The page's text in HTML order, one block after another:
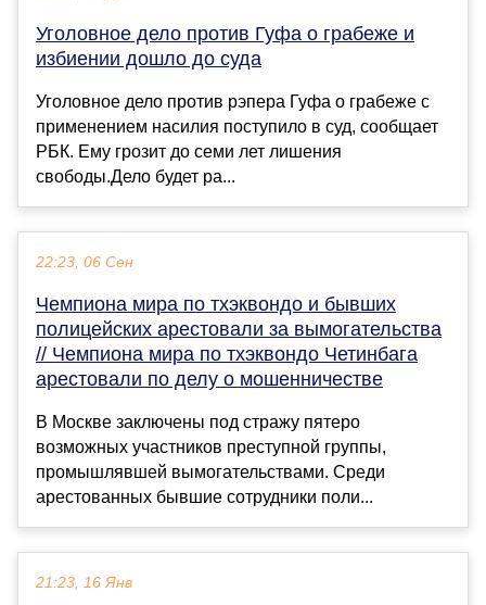
Уголовное дело против Гуфа о грабеже и
избиении дошло до суда
Уголовное дело против рэпера Гуфа о грабеже с
применением насилия поступило в суд, сообщает
РБК. Ему грозит до семи лет лишения
свободы.Дело будет ра...
22:23, 06 Сен
Чемпиона мира по тхэквондо и бывших
полицейских арестовали за вымогательства
// Чемпиона мира по тхэквондо Четинбага
арестовали по делу о мошенничестве
В Москве заключены под стражу пятеро
возможных участников преступной группы,
промышлявшей вымогательствами. Среди
арестованных бывшие сотрудники поли...
21:23, 16 Янв